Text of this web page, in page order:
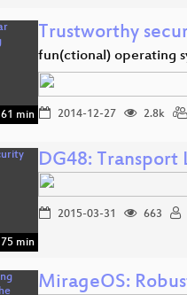
61 min
Trustworthy
fun(ctional) operating
2014-12-27 2.8k
75 min
DG48: Transport
2015-03-31 663
MirageOS: